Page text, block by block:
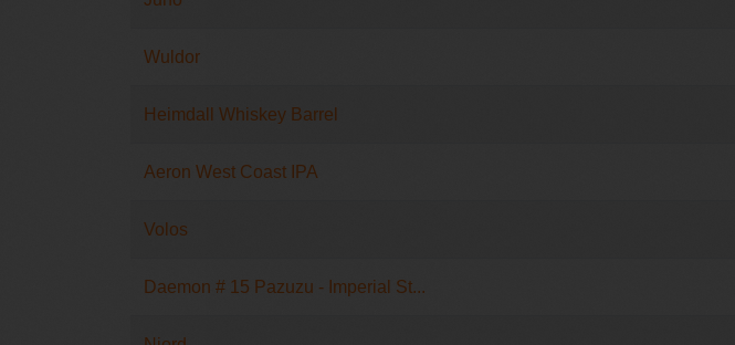
Wuldor
Heimdall Whiskey Barrel
Aeron West Coast IPA
Volos
Daemon # 15 Pazuzu - Imperial St...